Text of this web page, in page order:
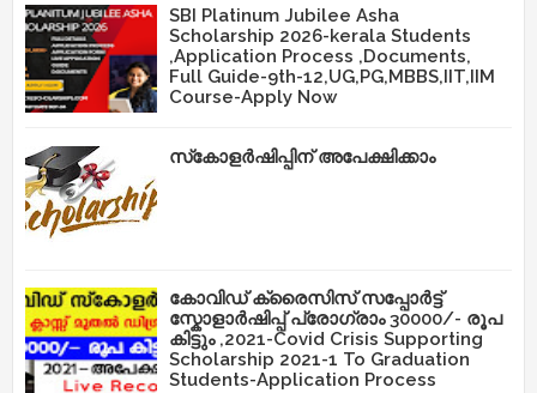
SBI Platinum Jubilee Asha
Scholarship 2026-kerala Students
,Application Process ,Documents,
Full Guide-9th-12,UG,PG,MBBS,IIT,IIM
Course-Apply Now
സ്‌കോളർഷിപ്പിന് അപേക്ഷിക്കാം
കോവിഡ് ക്രൈസിസ് സപ്പോർട്ട്
സ്കോളാർഷിപ്പ് പ്രോഗ്രാം 30000/- രൂപ
കിട്ടും ,2021-Covid Crisis Supporting
Scholarship 2021-1 To Graduation
Students-Application Process